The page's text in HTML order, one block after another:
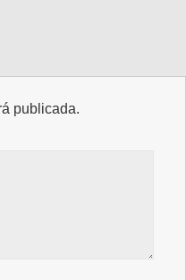
publicada.